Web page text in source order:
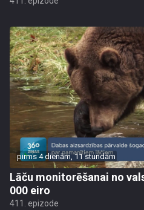
pirms 4 dienām, 11 stundām
Lāču monitorēšanai no
000 eiro
411. epizode